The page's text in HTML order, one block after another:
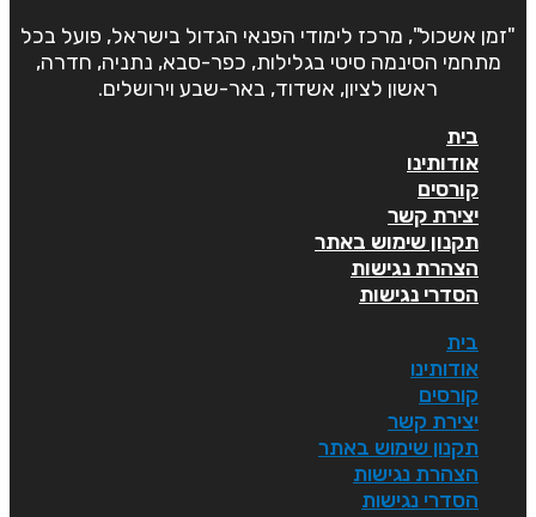
"זמן אשכול", מרכז לימודי הפנאי הגדול בישראל, פועל בכל
מתחמי הסינמה סיטי בגלילות, כפר-סבא, נתניה, חדרה,
ראשון לציון, אשדוד, באר-שבע וירושלים.
בית
אודותינו
קורסים
יצירת קשר
תקנון שימוש באתר
הצהרת נגישות
הסדרי נגישות
בית
אודותינו
קורסים
יצירת קשר
תקנון שימוש באתר
הצהרת נגישות
הסדרי נגישות